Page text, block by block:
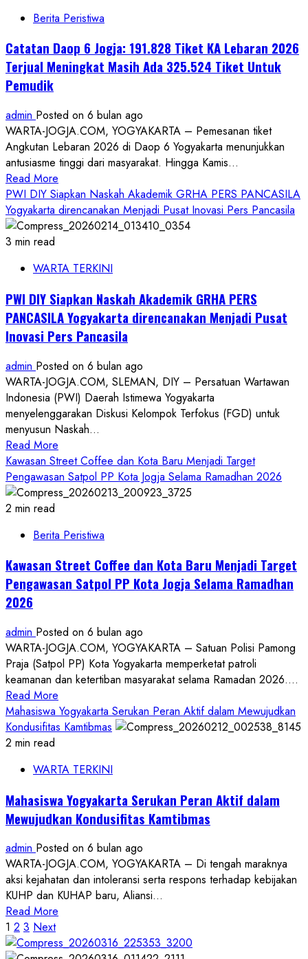
Nyaman
Wardoyo
Gelar
Bersihkan
Sejumlah
Titik
Kota
Berita Peristiwa
Catatan Daop 6 Jogja: 191.828 Tiket KA Lebaran 2026
Terjual Meningkat Masih Ada 325.524 Tiket Untuk
Pemudik
admin Posted on 6 bulan ago
WARTA-JOGJA.COM, YOGYAKARTA – Pemesanan tiket
Angkutan Lebaran 2026 di Daop 6 Yogyakarta menunjukkan
antusiasme tinggi dari masyarakat. Hingga Kamis...
Read More
more
about
Catatan
Jogja:
Tiket
KA
Lebaran
Terjual
Meningkat
Masih
Ada
325.524
Tiket
Untuk
Pemudik
PWI DIY Siapkan Naskah Akademik GRHA PERS PANCASILA
Yogyakarta direncanakan Menjadi Pusat Inovasi Pers Pancasila
3 min read
WARTA TERKINI
PWI DIY Siapkan Naskah Akademik GRHA PERS
PANCASILA Yogyakarta direncanakan Menjadi Pusat
Inovasi Pers Pancasila
admin Posted on 6 bulan ago
WARTA-JOGJA.COM, SLEMAN, DIY – Persatuan Wartawan
Indonesia (PWI) Daerah Istimewa Yogyakarta
menyelenggarakan Diskusi Kelompok Terfokus (FGD) untuk
menyusun Naskah...
Read More
more
about
PWI
Naskah
GRHA
PERS
direncanakan
Menjadi
Pusat
Inovasi
Pers
Pancasila
Kawasan Street Coffee dan Kota Baru Menjadi Target
Pengawasan Satpol PP Kota Jogja Selama Ramadhan 2026
2 min read
Berita Peristiwa
Kawasan Street Coffee dan Kota Baru Menjadi Target
Pengawasan Satpol PP Kota Jogja Selama Ramadhan
2026
admin Posted on 6 bulan ago
WARTA-JOGJA.COM, YOGYAKARTA – Satuan Polisi Pamong
Praja (Satpol PP) Kota Yogyakarta memperketat patroli
keamanan dan ketertiban masyarakat selama Ramadan 2026....
Read More
more
about
Coffee
Kota
Baru
Target
Pengawasan
Satpol
PP
Kota
Selama
Mahasiswa Yogyakarta Serukan Peran Aktif dalam Mewujudkan
Kondusifitas Kamtibmas
2 min read
WARTA TERKINI
Mahasiswa Yogyakarta Serukan Peran Aktif dalam
Mewujudkan Kondusifitas Kamtibmas
admin Posted on 6 bulan ago
WARTA-JOGJA.COM, YOGYAKARTA – Di tengah maraknya
aksi kejahatan dan intoleransi serta respons terhadap kebijakan
KUHP dan KUHAP baru, Aliansi...
Read More
about
Paginasi
1 2 3 Next